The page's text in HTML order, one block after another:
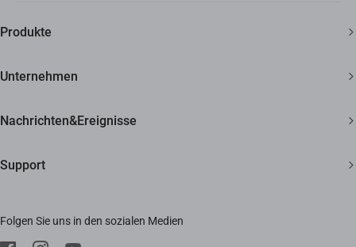
30 Tage Geld-zurück-Garantie
Produkte
Unternehmen
Bezugsquellen
Nachrichten&Ereignisse
Support
Herunterladen
Folgen Sie uns in den sozialen Medien